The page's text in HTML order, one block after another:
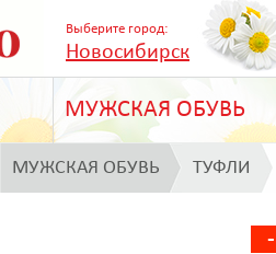
Выберите город:
Новосибирск
МУЖСКАЯ ОБУВЬ
МУЖСКАЯ ОБУВЬ ТУФЛИ